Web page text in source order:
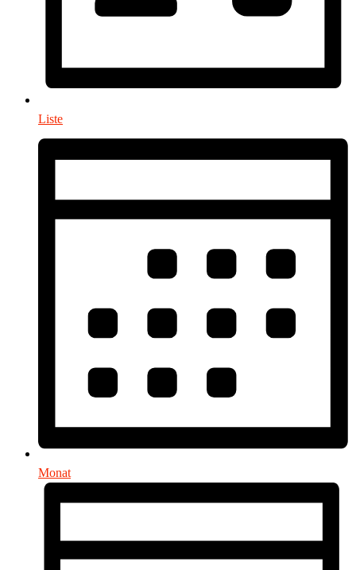
Liste
Monat